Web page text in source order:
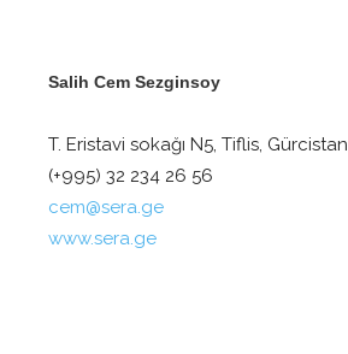
Salih Cem Sezginsoy
T. Eristavi sokağı N5, Tiflis, Gürcistan
(+995) 32 234 26 56‬
cem@sera.ge
www.sera.ge